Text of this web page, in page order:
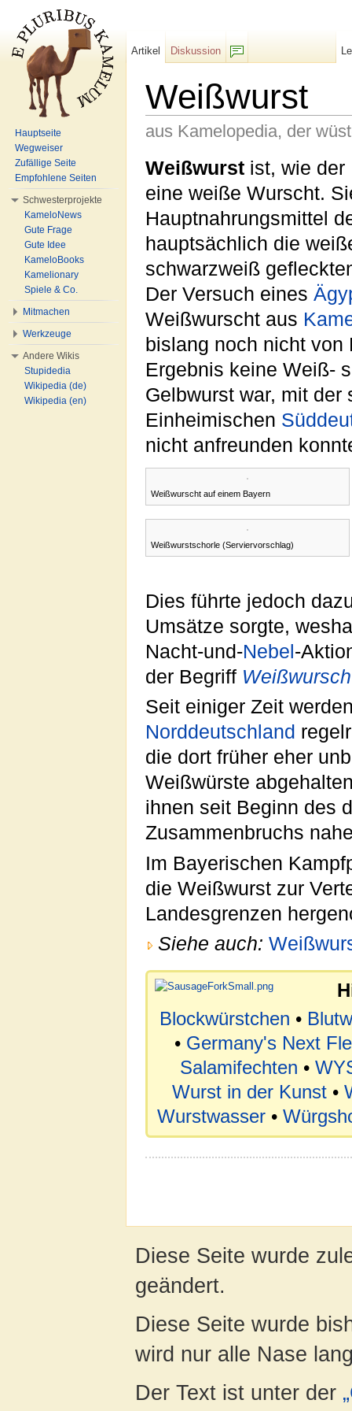
Weißwurst
aus Kamelopedia, der
Weißwurst ist, wie der
eine weiße Wurscht.
Hauptnahrungsmittel
hauptsächlich die
schwarzweiß
Der Versuch eines
Weißwurscht aus
bislang noch nicht von
Ergebnis keine Weiß-
Gelbwurst war, mit der
Einheimischen
nicht anfreunden
Weißwurscht auf einem Bayern
Weißwurstschorle (Serviervorschlag)
Dies führte jedoch
Umsätze sorgte,
Nacht-und-Nebel -
der Begriff
Seit einiger Zeit
Norddeutschland
die dort früher eher
Weißwürste
ihnen seit Beginn des
Zusammenbruchs
Im Bayerischen
die Weißwurst zur
Landesgrenzen
Siehe auch:
Blockwürstchen •
• Germany's Next
Salamifechten •
Wurst in der Kunst•
Wurstwasser•
Artikel
Diskussion
Hauptseite
Wegweiser
Zufällige Seite
Empfohlene Seiten
Schwesterprojekte
KameloNews
Gute Frage
Gute Idee
KameloBooks
Kamelionary
Spiele & Co.
Mitmachen
Werkzeuge
Andere Wikis
Stupidedia
Wikipedia (de)
Wikipedia (en)
Diese Seite wurde
geändert.
Diese Seite wurde
wird nur alle Nase
Der Text ist unter der